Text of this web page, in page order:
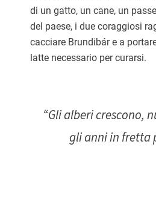
di un gatto, un cane, un
del paese, i due coraggiosi
cacciare Brundibár e a
latte necessario per curarsi.
“Gli alberi crescono,
gli anni in fretta